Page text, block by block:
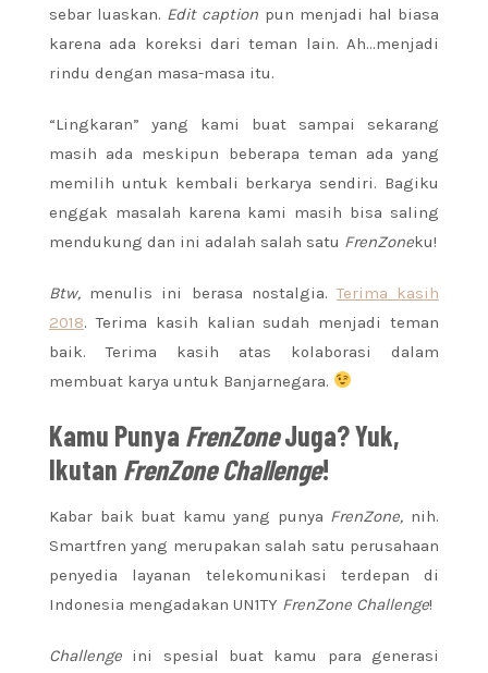
sebar luaskan. Edit caption pun menjadi hal biasa
karena ada koreksi dari teman lain. Ah…menjadi
rindu dengan masa-masa itu.
“Lingkaran” yang kami buat sampai sekarang
masih ada meskipun beberapa teman ada yang
memilih untuk kembali berkarya sendiri. Bagiku
enggak masalah karena kami masih bisa saling
mendukung dan ini adalah salah satu FrenZoneku!
Btw, menulis ini berasa nostalgia.Terima kasih
2018. Terima kasih kalian sudah menjadi teman
baik. Terima kasih atas kolaborasi dalam
membuat karya untuk Banjarnegara.
Kamu Punya FrenZoneJuga? Yuk,
Ikutan FrenZone Challenge!
Kabar baik buat kamu yang punya FrenZone, nih.
Smartfren yang merupakan salah satu perusahaan
penyedia layanan telekomunikasi terdepan di
Indonesia mengadakan UN1TY FrenZone Challenge!
Challenge ini spesial buat kamu para generasi